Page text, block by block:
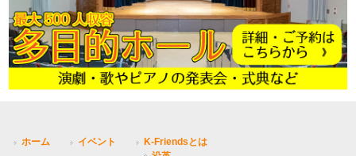
ホーム イベント
K-Friendsとは